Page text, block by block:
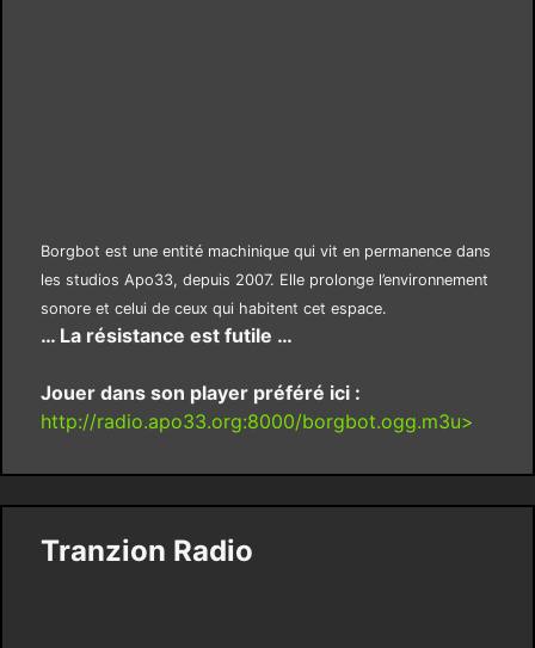
Borgbot est une entité machinique qui vit en permanence dans
les studios Apo33, depuis 2007. Elle prolonge l’environnement
sonore et celui de ceux qui habitent cet espace.
… La résistance est futile …
Jouer dans son player préféré ici :
http://radio.apo33.org:8000/borgbot.ogg.m3u>
Tranzion Radio